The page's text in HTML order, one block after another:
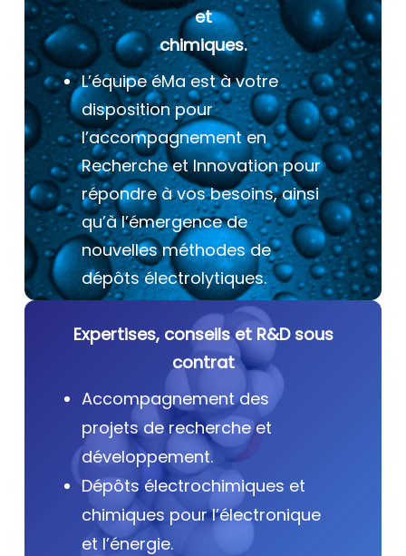
et
chimiques.
L’équipe éMa est à votre
disposition pour
l’accompagnement en
Recherche et Innovation pour
répondre à vos besoins, ainsi
qu’à l’émergence de
nouvelles méthodes de
dépôts électrolytiques.
Expertises, conseils et R&D sous
contrat
Accompagnement des
projets de recherche et
développement.
Dépôts électrochimiques et
chimiques pour l’électronique
et l’énergie.